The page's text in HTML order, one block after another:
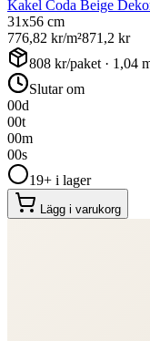
Kakel Coda Beige
31x56 cm
776,82 kr/m²871,2 kr
808 kr/paket · 1,04
Slutar om
00d
00t
00m
00s
19+ i lager
Lägg i varukorg